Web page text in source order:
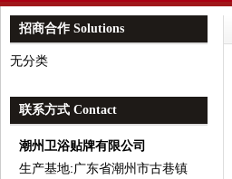
招商合作 Solutions
无分类
联系方式 Contact
潮州卫浴贴牌有限公司
生产基地:广东省潮州市古巷镇